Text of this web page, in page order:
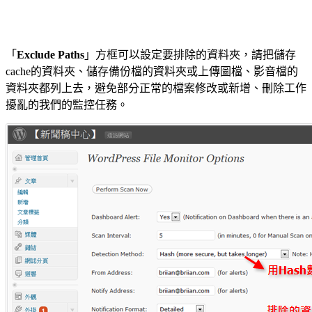
「 Exclude Paths 」方框可以設定要排除的資料夾，請把儲存
cache的資料夾、儲存備份檔的資料夾或上傳圖檔、影音檔的
資料夾都列上去，避免部分正常的檔案修改或新增、刪除工作
擾亂的我們的監控任務。